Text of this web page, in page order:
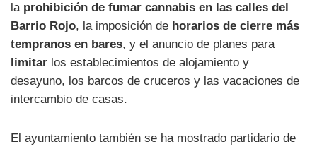
la prohibición de fumar cannabis en las calles del
Barrio Rojo, la imposición de horarios de cierre más
tempranos en bares, y el anuncio de planes para
limitar los establecimientos de alojamiento y
desayuno, los barcos de cruceros y las vacaciones de
intercambio de casas.
El ayuntamiento también se ha mostrado partidario de